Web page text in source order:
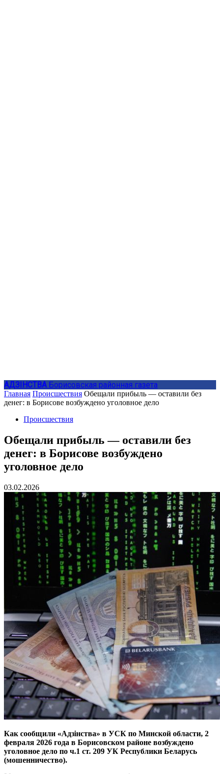
АДЗIНСТВА Борисовская районная газета
Главная Происшествия Обещали прибыль — оставили без
денег: в Борисове возбуждено уголовное дело
Происшествия
Обещали прибыль — оставили без
денег: в Борисове возбуждено
уголовное дело
03.02.2026
Как сообщили «Адзінства» в УСК по Минской области, 2
февраля 2026 года в Борисовском районе возбуждено
уголовное дело по ч.1 ст. 209 УК Республики Беларусь
(мошенничество).